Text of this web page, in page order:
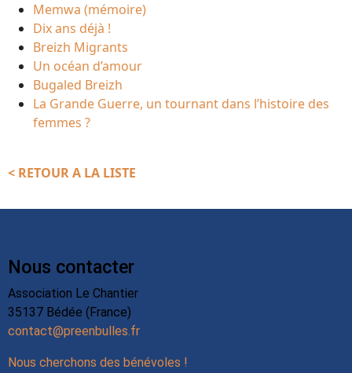
Memwa (mémoire)
Dix ans déjà !
Breizh Migrants
Un océan d’amour
Bugaled Breizh
La Grande Guerre, un tournant dans l’histoire des
femmes ?
< RETOUR A LA LISTE
Nous contacter
Association Le Chantier
35137 Bédée (France)
contact@preenbulles.fr
Nous cherchons des bénévoles !